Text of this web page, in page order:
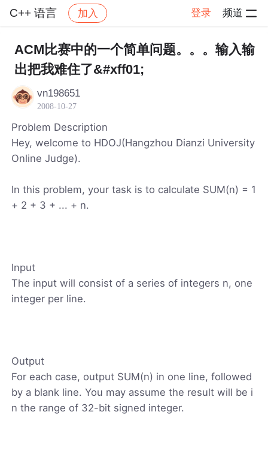
C++ 语言 加入 登录 频道
社区 C++ 语言 帖子详情
ACM比赛中的一个简单问题。。。输入输
出把我难住了&#xff01;
vn198651
2008-10-27
Problem Description
Hey, welcome to HDOJ(Hangzhou Dianzi University
Online Judge).
In this problem, your task is to calculate SUM(n) = 1
+ 2 + 3 + ... + n.
Input
The input will consist of a series of integers n, one
integer per line.
Output
For each case, output SUM(n) in one line, followed
by a blank line. You may assume the result will be i
n the range of 32-bit signed integer.